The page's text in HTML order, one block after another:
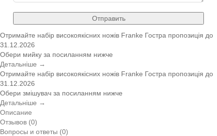
Отправить
Отримайте набір високоякісних ножів Franke Гостра пропозиція до
31.12.2026
Обери мийку за посиланням нижче
Детальніше →
Отримайте набір високоякісних ножів Franke Гостра пропозиція до
31.12.2026
Обери змішувач за посиланням нижче
Детальніше →
Описание
Отзывов (0)
Вопросы и ответы (0)